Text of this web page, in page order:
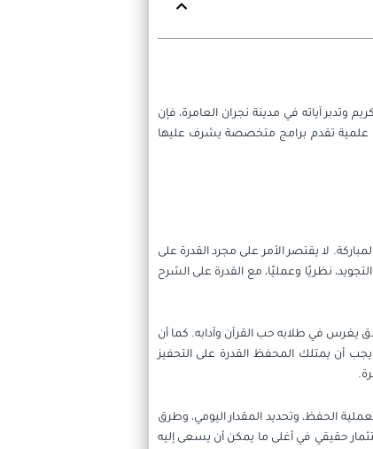
آياته في مدينة نجران العامرة، فإن
علمية تقدم برامج متخصصة يشرف عليها
لا يقتصر الأمر على مجرد القدرة على
نظريًا وعمليًا، مع القدرة على الشرح
يغرس في طلابه حب القرآن وآدابه. كما أن
أن يمتلك المحفظ القدرة على التحفيز
الحفظ، وتحديد المقدار اليومي، وطرق
حقيقي في أغلى ما يمكن أن يسعى إليه